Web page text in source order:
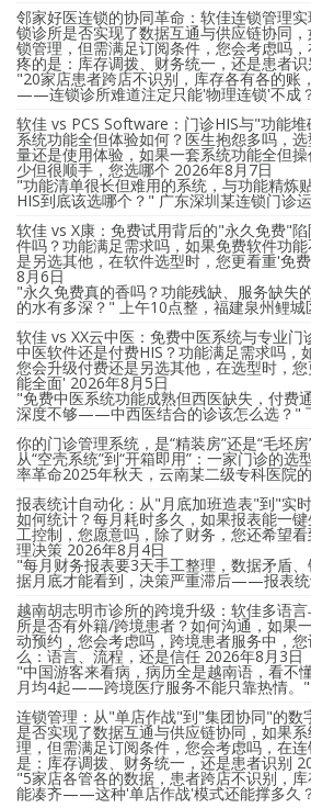
邻家好医连锁的协同革命：软佳连锁管理
锁诊所是否实现了数据互通与供应链协同
锁管理，但需满足订阅条件，您会考虑吗
疼的是：库存调拨、财务统一，还是患者识
"20家店患者跨店不识别，库存各有各的账
——连锁诊所难道注定只能'物理连锁'不成
软佳 vs PCS Software：门诊HIS与"功能
系统功能全但体验如何？医生抱怨多吗，
量还是使用体验，如果一套系统功能全但
少但很顺手，您选哪个 2026年8月7日
"功能清单很长但难用的系统，与功能精
HIS到底该选哪个？" 广东深圳某连锁门诊
软佳 vs X康：免费试用背后的"永久免费"
件吗？功能满足需求吗，如果免费软件功
是另选其他，在软件选型时，您更看重'免
8月6日
"永久免费真的香吗？功能残缺、服务缺失
的水有多深？" 上午10点整，福建泉州鲤
软佳 vs XX云中医：免费中医系统与专业门
中医软件还是付费HIS？功能满足需求吗，
您会升级付费还是另选其他，在选型时，
能全面' 2026年8月5日
"免费中医系统功能成熟但西医缺失，付费
深度不够——中西医结合的诊该怎么选？"
你的门诊管理系统，是“精装房”还是“毛坯房
从“空壳系统”到“开箱即用”：一家门诊的选
率革命2025年秋天，云南某二级专科医院
报表统计自动化：从"月底加班造表"到"实
如何统计？每月耗时多久，如果报表能一
工控制，您愿意吗，除了财务，您还希望
理决策 2026年8月4日
"每月财务报表要3天手工整理，数据矛盾
据月底才能看到，决策严重滞后——报表
越南胡志明市诊所的跨境升级：软佳多语
所是否有外籍/跨境患者？如何沟通，如果
动预约，您会考虑吗，跨境患者服务中，
么：语言、流程，还是信任 2026年8月3日
"中国游客来看病，病历全是越南语，看不
月均4起——跨境医疗服务不能只靠热情。
连锁管理：从"单店作战"到"集团协同"的数
是否实现了数据互通与供应链协同，如果
理，但需满足订阅条件，您会考虑吗，在
是：库存调拨、财务统一，还是患者识别
"5家店各管各的数据，患者跨店不识别，
能凑齐——这种'单店作战'模式还能撑多久